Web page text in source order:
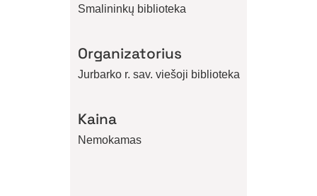
Smalininkų biblioteka
Organizatorius
Jurbarko r. sav. viešoji biblioteka
Kaina
Nemokamas